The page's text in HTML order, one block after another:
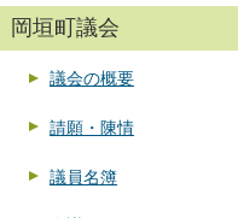
岡垣町議会
議会の概要
請願・陳情
議員名簿